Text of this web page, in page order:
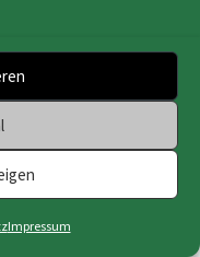
Impressum
Richtlinie
| HMF-IT